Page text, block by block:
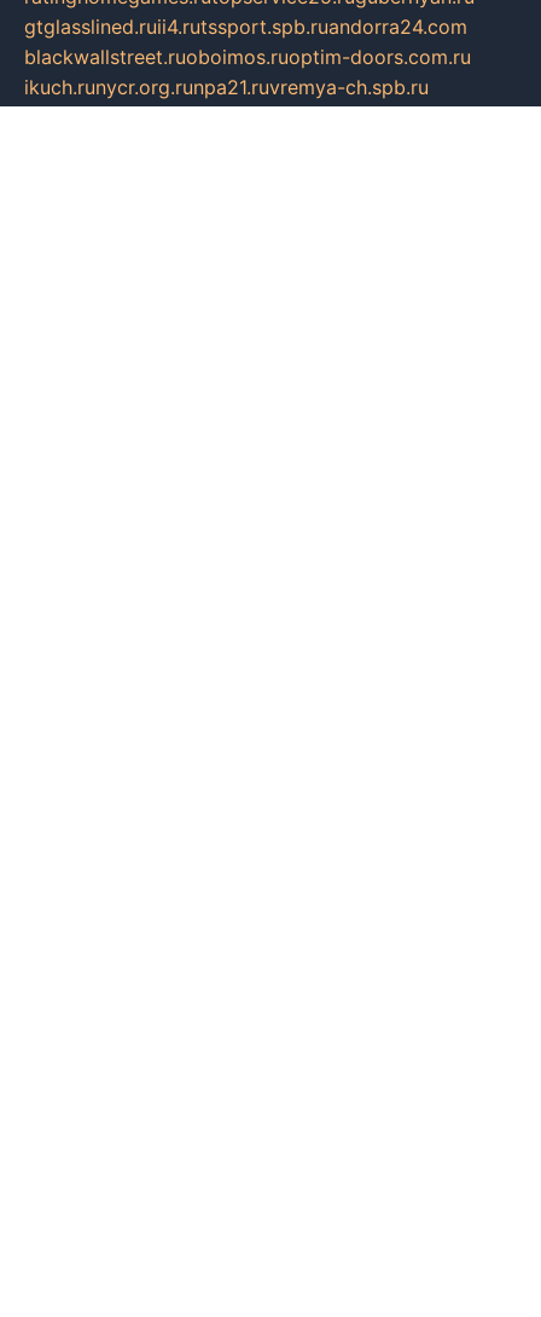
gtglasslined.ruii4.rutssport.spb.ruandorra24.com
blackwallstreet.ruoboimos.ruoptim-doors.com.ru
ikuch.runycr.org.runpa21.ruvremya-ch.spb.ru